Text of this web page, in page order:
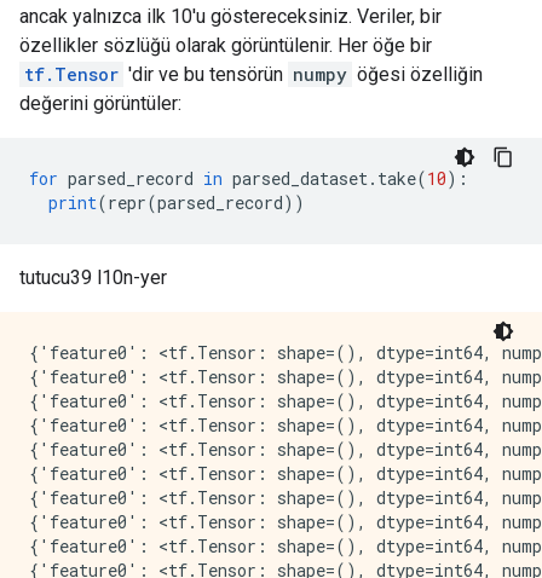
ancak yalnızca ilk 10'u göstereceksiniz. Veriler, bir
özellikler sözlüğü olarak görüntülenir. Her öğe bir
tf.Tensor 'dir ve bu tensörün numpy öğesi özelliğin
değerini görüntüler:
for parsed_record in parsed_dataset. take(10):
print(repr(parsed_record))
tutucu39 l10n-yer
{'feature0': <tf.Tensor: shape=(), dtype=int64,
{'feature0': <tf.Tensor: shape=(), dtype=int64,
{'feature0': <tf.Tensor: shape=(), dtype=int64,
{'feature0': <tf.Tensor: shape=(), dtype=int64,
{'feature0': <tf.Tensor: shape=(), dtype=int64,
{'feature0': <tf.Tensor: shape=(), dtype=int64,
{'feature0': <tf.Tensor: shape=(), dtype=int64,
{'feature0': <tf.Tensor: shape=(), dtype=int64,
{'feature0': <tf.Tensor: shape=(), dtype=int64,